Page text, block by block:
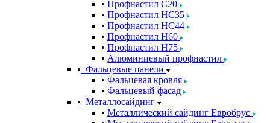
Профнастил С20
Профнастил НС35
Профнастил НС44
Профнастил Н60
Профнастил Н75
Алюминиевый профнастил
Фальцевые панели
Фальцевая кровля
Фальцевый фасад
Металлосайдинг
Металлический сайдинг Евробрус